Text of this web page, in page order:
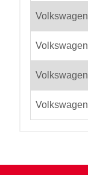
Volkswagen
Volkswagen
Volkswagen
Volkswagen